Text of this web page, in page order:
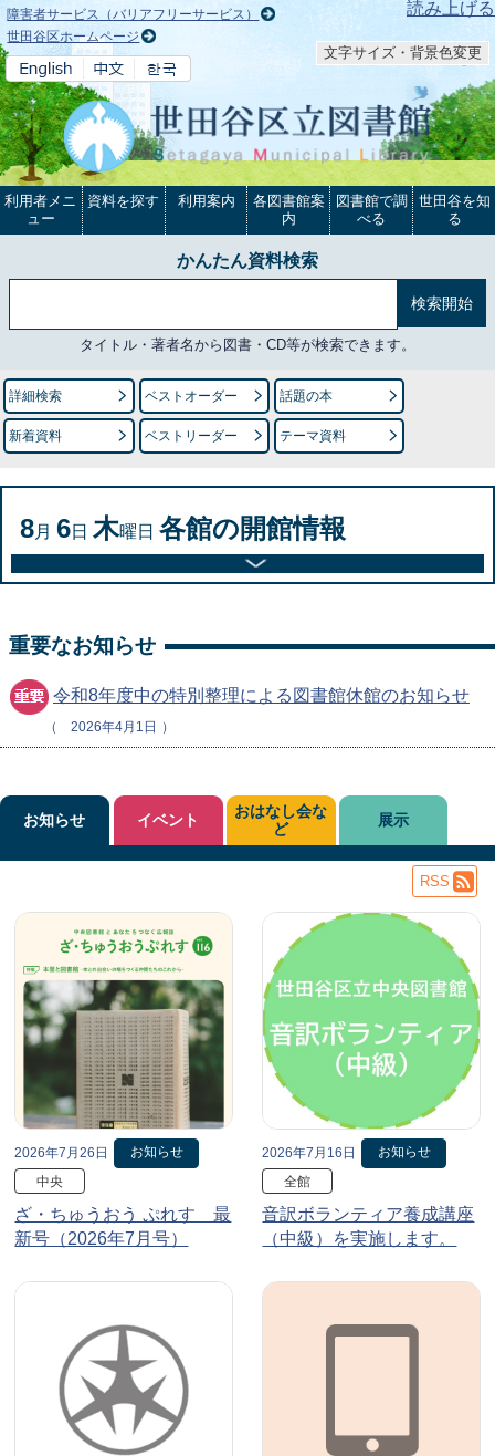
本文へ 読み上げる
障害者サービス（バリアフリーサービス）
世田谷区ホームページ
文字サイズ・背景色変更
利用者メニ
ュー
資料を探す 利用案内
各図書館案
内
図書館で調
べる
世田谷を知
る
かんたん資料検索
タイトル・著者名から図書・CD等が検索できます。
詳細検索 ベストオーダー 話題の本
新着資料 ベストリーダー テーマ資料
8月 6日 木曜日 各館の開館情報
重要なお知らせ
令和8年度中の特別整理による図書館休館のお知らせ
2026年4月1日
お知らせ
2026年7月26日
お知らせ
中央
ざ・ちゅうおう ぷれす 最
新号（2026年7月号）
2026年7月16日
お知らせ
全館
音訳ボランティア養成講座
（中級）を実施します。
イベント
おはなし会な
ど
展示
RSS